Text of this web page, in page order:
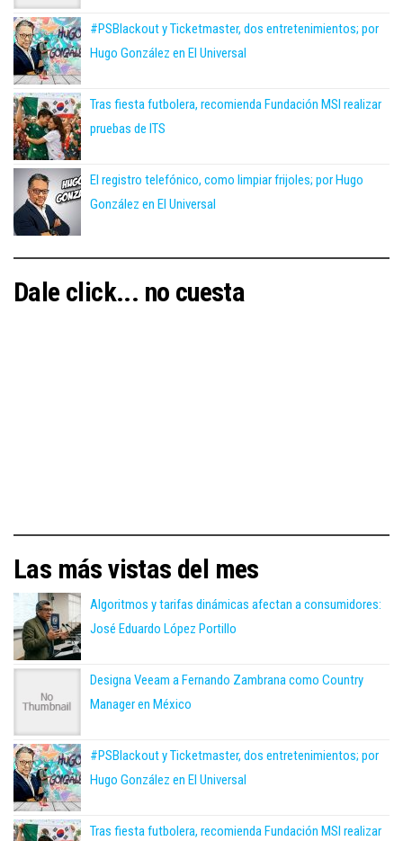
#PSBlackout y Ticketmaster, dos entretenimientos; por
Hugo González en El Universal
Tras fiesta futbolera, recomienda Fundación MSI realizar
pruebas de ITS
El registro telefónico, como limpiar frijoles; por Hugo
González en El Universal
Dale click... no cuesta
Las más vistas del mes
Algoritmos y tarifas dinámicas afectan a consumidores:
José Eduardo López Portillo
Designa Veeam a Fernando Zambrana como Country
Manager en México
#PSBlackout y Ticketmaster, dos entretenimientos; por
Hugo González en El Universal
Tras fiesta futbolera, recomienda Fundación MSI realizar